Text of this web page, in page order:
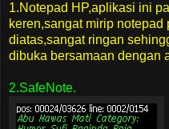
1.Notepad HP,aplikasi ini
keren,sangat mirip
diatas,sangat ringan
dibuka bersamaan dengan
2.SafeNote.